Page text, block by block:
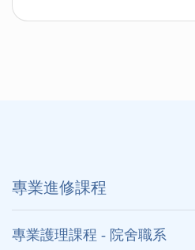
專業進修課程
專業護理課程 - 院舍職系